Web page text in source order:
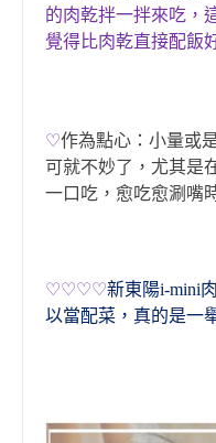
的肉乾拌一拌來吃 ，
覺得比肉乾直接配飯
♡作為點心 ： 小量或
可就不妙了，尤其是
一口吃，愈吃愈涮嘴
♡♡♡♡新東陽i-mini
以當配菜 ， 真的是一